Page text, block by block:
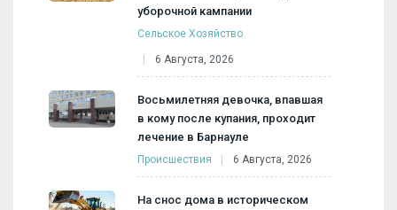
уборочной кампании
Сельское Хозяйство
6 Августа, 2026
Восьмилетняя девочка, впавшая
в кому после купания, проходит
лечение в Барнауле
Происшествия 6 Августа, 2026
На снос дома в историческом